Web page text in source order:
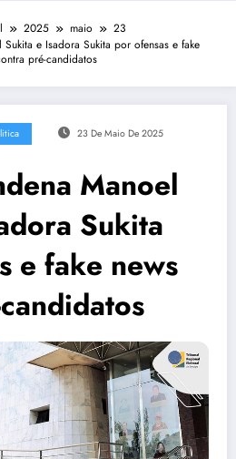
2025 maio
23
Sukita e Isadora Sukita por ofensas e fake
pré-candidatos
23 De Maio De 2025
Manoel
Sukita
e fake news